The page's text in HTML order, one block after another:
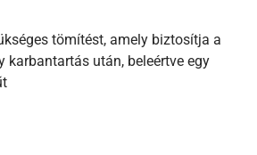
tömítést, amely biztosítja a
karbantartás után, beleértve egy